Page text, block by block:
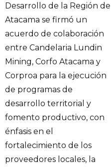
Desarrollo de la Región de
Atacama se firmó un
acuerdo de colaboración
entre Candelaria Lundin
Mining, Corfo Atacama y
Corproa para la ejecución
de programas de
desarrollo territorial y
fomento productivo, con
énfasis en el
fortalecimiento de los
proveedores locales, la